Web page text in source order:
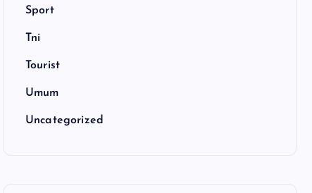
Sport
Tni
Tourist
Umum
Uncategorized